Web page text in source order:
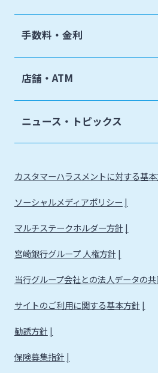
手数料・金利
店舗・ATM
ニュース・トピックス
カスタマーハラスメントに対する基
ソーシャルメディアポリシー
マルチステークホルダー方針
宮崎銀行グループ 人権方針
当行グループ会社との法人データの
サイトのご利用に関する基本方針
勧誘方針
保険募集指針